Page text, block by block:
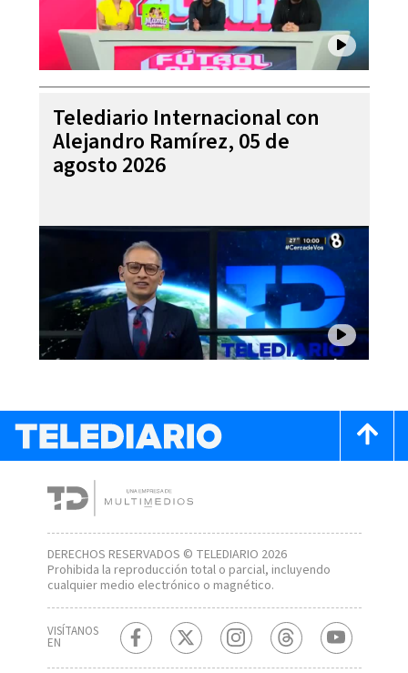
Telediario Internacional con
Alejandro Ramírez, 05 de
agosto 2026
DERECHOS RESERVADOS © TELEDIARIO 2026
Prohibida la reproducción total o parcial, incluyendo
cualquier medio electrónico o magnético.
VISÍTANOS
EN